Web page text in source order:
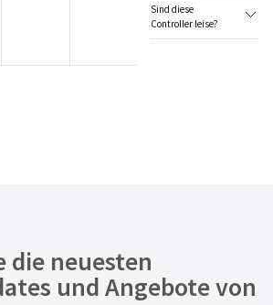
Sind diese
Controller leise?
die neuesten
und Angebote von